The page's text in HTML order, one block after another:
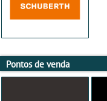
Pontos de venda